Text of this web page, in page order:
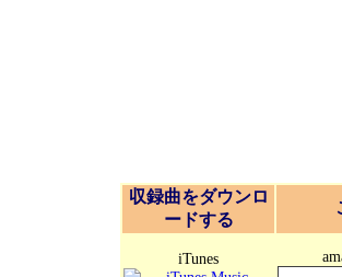
収録曲をダウンロ
ードする
iTunes